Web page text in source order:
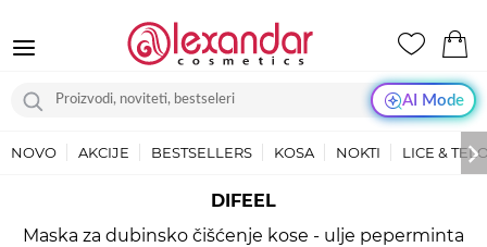
AI Mode
NOVO AKCIJE BESTSELLERS KOSA NOKTI LICE &
DIFEEL
Maska za dubinsko čišćenje kose - ulje peperminta